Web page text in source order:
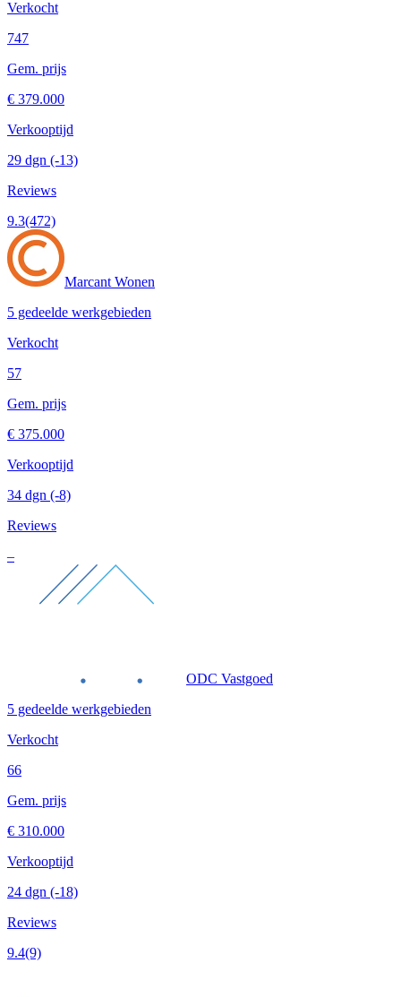
Verkocht
747
Gem. prijs
€ 379.000
Verkooptijd
29 dgn (-13)
Reviews
9.3(472)
Marcant Wonen
5 gedeelde werkgebieden
Verkocht
57
Gem. prijs
€ 375.000
Verkooptijd
34 dgn (-8)
Reviews
–
ODC Vastgoed
5 gedeelde werkgebieden
Verkocht
66
Gem. prijs
€ 310.000
Verkooptijd
24 dgn (-18)
Reviews
9.4(9)